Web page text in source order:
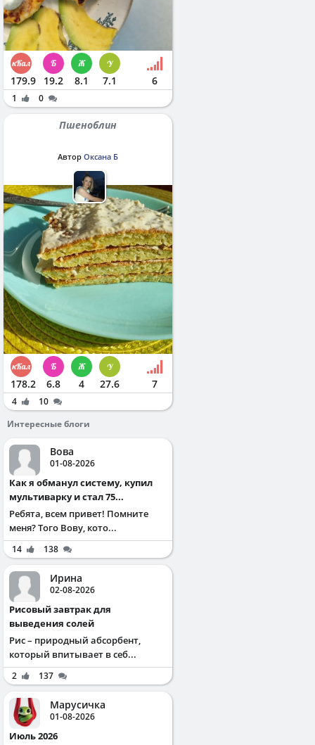
179.9 19.2 8.1 7.1 6
1 0
Пшеноблин
Автор Оксана Б
178.2 6.8 4 27.6 7
4
10
Интересные блоги
Вова
01-08-2026
Как я обманул систему, купил
мультиварку и стал 75...
Ребята, всем привет! Помните
меня? Того Вову, кото...
14 138
Ирина
02-08-2026
Рисовый завтрак для
выведения солей
Рис – природный абсорбент,
который впитывает в себ...
2 137
Марусичка
01-08-2026
Июль 2026